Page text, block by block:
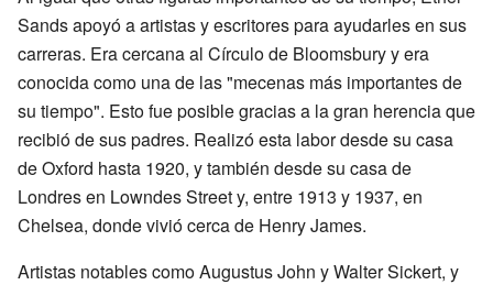
Sands apoyó a artistas y escritores para ayudarles en sus
carreras. Era cercana al Círculo de Bloomsbury y era
conocida como una de las "mecenas más importantes de
su tiempo". Esto fue posible gracias a la gran herencia que
recibió de sus padres. Realizó esta labor desde su casa
de Oxford hasta 1920, y también desde su casa de
Londres en Lowndes Street y, entre 1913 y 1937, en
Chelsea, donde vivió cerca de Henry James.
Artistas notables como Augustus John y Walter Sickert, y